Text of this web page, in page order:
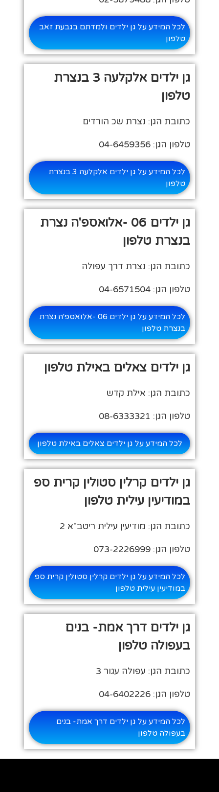
לכל המידע על גן ילדים ולמדתם בגבעת זאב
טלפון
גן ילדים אלקלעה 3 בנצרת
טלפון
כתובת הגן: נצרת שכ הורדים
טלפון הגן: 04-6459356
לכל המידע על גן ילדים אלקלעה 3 בנצרת
טלפון
גן ילדים 06 -אלואספ'ה נצרת
בנצרת טלפון
כתובת הגן: נצרת דרך עפולה
טלפון הגן: 04-6571504
לכל המידע על גן ילדים 06 -אלואספ'ה נצרת
בנצרת טלפון
גן ילדים צאלים באילת טלפון
כתובת הגן: אילת קדש
טלפון הגן: 08-6333321
לכל המידע על גן ילדים צאלים באילת טלפון
גן ילדים קרלין סטולין קרית ספ
במודיעין עילית טלפון
כתובת הגן: מודיעין עילית ריטב"א 2
טלפון הגן: 073-2226999
לכל המידע על גן ילדים קרלין סטולין קרית ספ
במודיעין עילית טלפון
גן ילדים דרך אמת- בנים
בעפולה טלפון
כתובת הגן: עפולה עגור 3
טלפון הגן: 04-6402226
לכל המידע על גן ילדים דרך אמת- בנים
בעפולה טלפון